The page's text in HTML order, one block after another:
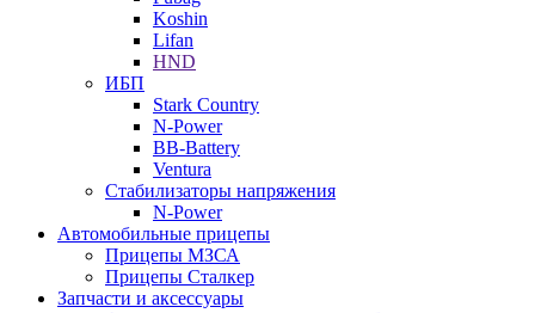
Koshin
Lifan
HND
ИБП
Stark Country
N-Power
BB-Battery
Ventura
Стабилизаторы напряжения
N-Power
Автомобильные прицепы
Прицепы МЗСА
Прицепы Сталкер
Запчасти и аксессуары